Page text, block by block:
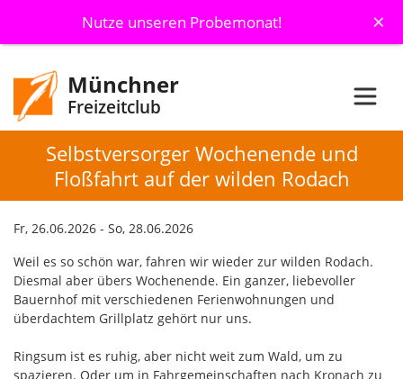
Nutze unseren Probemonat! ×
Münchner
Freizeitclub
Selbstversorger Wochenende und
Floßfahrt auf der wilden Rodach
Fr, 26.06.2026 - So, 28.06.2026
Weil es so schön war, fahren wir wieder zur wilden Rodach.
Diesmal aber übers Wochenende. Ein ganzer, liebevoller
Bauernhof mit verschiedenen Ferienwohnungen und
überdachtem Grillplatz gehört nur uns.
Ringsum ist es ruhig, aber nicht weit zum Wald, um zu
spazieren. Oder um in Fahrgemeinschaften nach Kronach zu